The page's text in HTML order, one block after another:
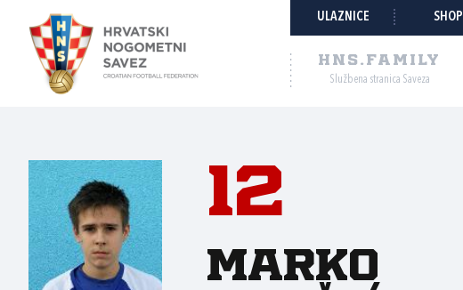
ULAZNICE SHOP
HNS.FAMILY
Službena stranica Saveza
12
Marko